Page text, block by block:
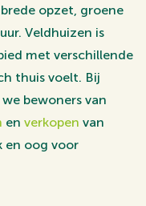
opzet, groene
Veldhuizen is
met verschillende
thuis voelt. Bij
bewoners van
en verkopen van
en oog voor